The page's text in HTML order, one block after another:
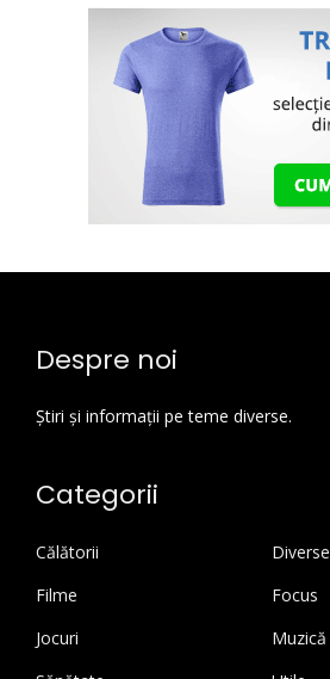
Despre noi
Știri și informații pe teme diverse.
Categorii
Călătorii
Diverse
Filme
Focus
Jocuri
Muzică